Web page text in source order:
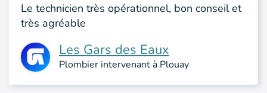
Le technicien très opérationnel, bon conseil et
très agréable
Les Gars des Eaux
Plombier intervenant à Plouay